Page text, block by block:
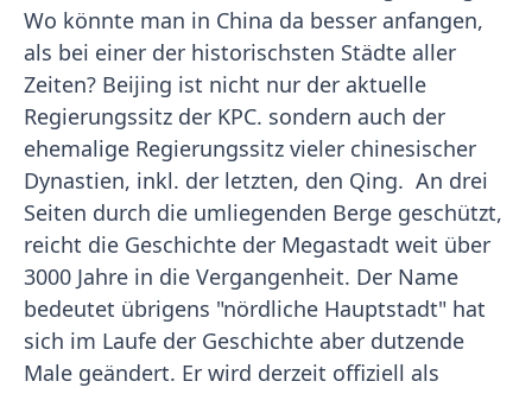
Wo könnte man in China da besser anfangen,
als bei einer der historischsten Städte aller
Zeiten? Beijing ist nicht nur der aktuelle
Regierungssitz der KPC. sondern auch der
ehemalige Regierungssitz vieler chinesischer
Dynastien, inkl. der letzten, den Qing. An drei
Seiten durch die umliegenden Berge geschützt,
reicht die Geschichte der Megastadt weit über
3000 Jahre in die Vergangenheit. Der Name
bedeutet übrigens "nördliche Hauptstadt" hat
sich im Laufe der Geschichte aber dutzende
Male geändert. Er wird derzeit offiziell als